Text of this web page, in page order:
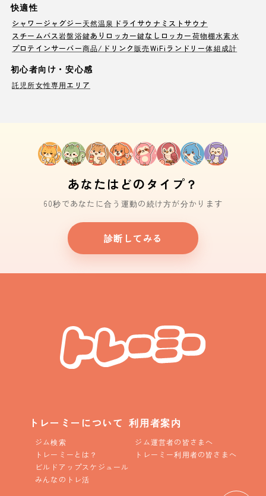
快適性
シャワージャグジー天然温泉 ドライサウナ ミストサウナ
スチームバス岩盤浴鍵ありロッカー鍵なしロッカー荷物棚水素水
プロテインサーバー商品/ドリンク販売WiFi ランドリー体組成計
初心者向け・安心感
託児所女性専用エリア
あなたはどのタイプ？
60秒であなたに合う運動の続け方が分かります
診断してみる
トレーミーについて
ジム検索
トレーミーとは？
ビルドアップスケジュール
みんなのトレ活
利用者案内
ジム運営者の皆さまへ
トレーミー利用者の皆さまへ